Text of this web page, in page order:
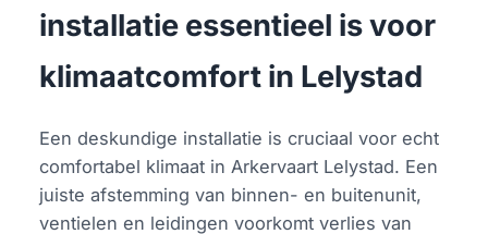
installatie essentieel is voor
klimaatcomfort in Lelystad
Een deskundige installatie is cruciaal voor echt
comfortabel klimaat in Arkervaart Lelystad. Een
juiste afstemming van binnen- en buitenunit,
ventielen en leidingen voorkomt verlies van